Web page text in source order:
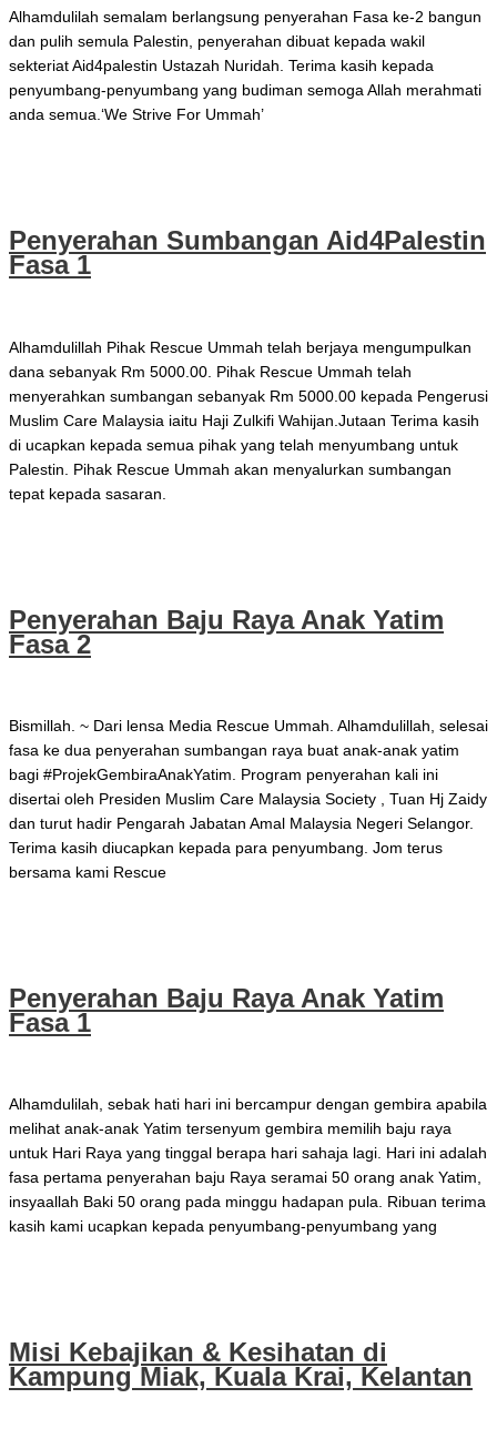
Alhamdulilah semalam berlangsung penyerahan Fasa ke-2 bangun
dan pulih semula Palestin, penyerahan dibuat kepada wakil
sekteriat Aid4palestin Ustazah Nuridah. Terima kasih kepada
penyumbang-penyumbang yang budiman semoga Allah merahmati
anda semua.‘We Strive For Ummah’
Penyerahan Sumbangan Aid4Palestin
Fasa 1
Alhamdulillah Pihak Rescue Ummah telah berjaya mengumpulkan
dana sebanyak Rm 5000.00. Pihak Rescue Ummah telah
menyerahkan sumbangan sebanyak Rm 5000.00 kepada Pengerusi
Muslim Care Malaysia iaitu Haji Zulkifi Wahijan.Jutaan Terima kasih
di ucapkan kepada semua pihak yang telah menyumbang untuk
Palestin. Pihak Rescue Ummah akan menyalurkan sumbangan
tepat kepada sasaran.
Penyerahan Baju Raya Anak Yatim
Fasa 2
Bismillah. ~ Dari lensa Media Rescue Ummah. Alhamdulillah, selesai
fasa ke dua penyerahan sumbangan raya buat anak-anak yatim
bagi #ProjekGembiraAnakYatim. Program penyerahan kali ini
disertai oleh Presiden Muslim Care Malaysia Society , Tuan Hj Zaidy
dan turut hadir Pengarah Jabatan Amal Malaysia Negeri Selangor.
Terima kasih diucapkan kepada para penyumbang. Jom terus
bersama kami Rescue
Penyerahan Baju Raya Anak Yatim
Fasa 1
Alhamdulilah, sebak hati hari ini bercampur dengan gembira apabila
melihat anak-anak Yatim tersenyum gembira memilih baju raya
untuk Hari Raya yang tinggal berapa hari sahaja lagi. Hari ini adalah
fasa pertama penyerahan baju Raya seramai 50 orang anak Yatim,
insyaallah Baki 50 orang pada minggu hadapan pula. Ribuan terima
kasih kami ucapkan kepada penyumbang-penyumbang yang
Misi Kebajikan & Kesihatan di
Kampung Miak, Kuala Krai, Kelantan